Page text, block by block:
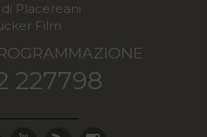
Placereani
Film
227798